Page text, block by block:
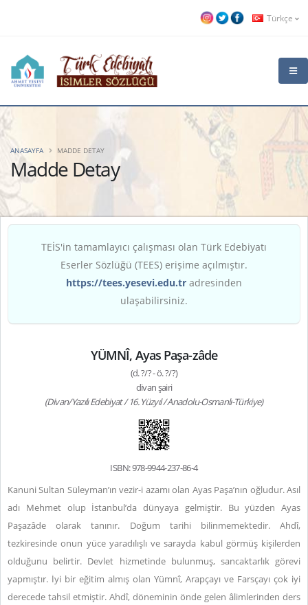
Türkçe
Madde Detay
ANASAYFA MADDE DETAY
TEİS'in tamamlayıcı çalışması olan Türk Edebiyatı
Eserler Sözlüğü (TEES) erişime açılmıştır.
https://tees.yesevi.edu.tr adresinden
ulaşabilirsiniz.
YÜMNÎ, Ayas Paşa-zâde
(d. ?/? - ö. ?/?)
divan şairi
(Divan/Yazılı Edebiyat / 16. Yüzyıl / Anadolu-Osmanlı-Türkiye)
ISBN: 978-9944-237-86-4
Kanuni Sultan Süleyman’ın vezir-i azamı olan Ayas Paşa’nın oğludur. Asıl
adı Mehmet olup İstanbul’da dünyaya gelmiştir. Bu yüzden Ayas
Paşazâde olarak tanınır. Doğum tarihi bilinmemektedir. Ahdî,
tezkiresinde onun yüce yaradılışlı ve sarayda kabul görmüş kişilerden
olduğunu belirtir. Devlet hizmetinde bulunmuş, sancaktarlık görevi
yapmıştır. İyi bir eğitim almış olan Yümnî, Arapçayı ve Farsçayı çok iyi
derecede tahsil etmiştir. Ahdî, döneminin önde gelen âlimlerinden ders